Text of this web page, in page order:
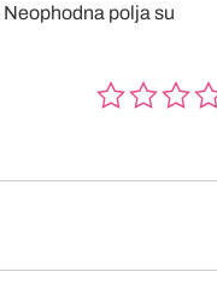
Neophodna polja su